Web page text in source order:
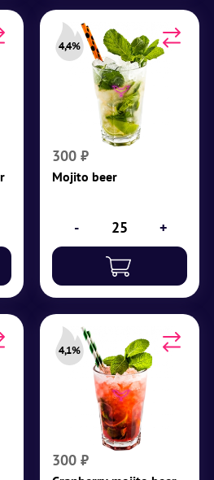
4,4%
300 ₽
Mojito beer
- +
Mojito beer
Крепость 4,4%
Светлое пиво,
сахарный сироп,
содовая, лайм, мята,
дробленый лед
4,1%
300 ₽
Cranberry mojito beer
Крепость 4,1%
Светлое пиво, клюква,
клюквенный сироп,
содовая, лайм, мята,